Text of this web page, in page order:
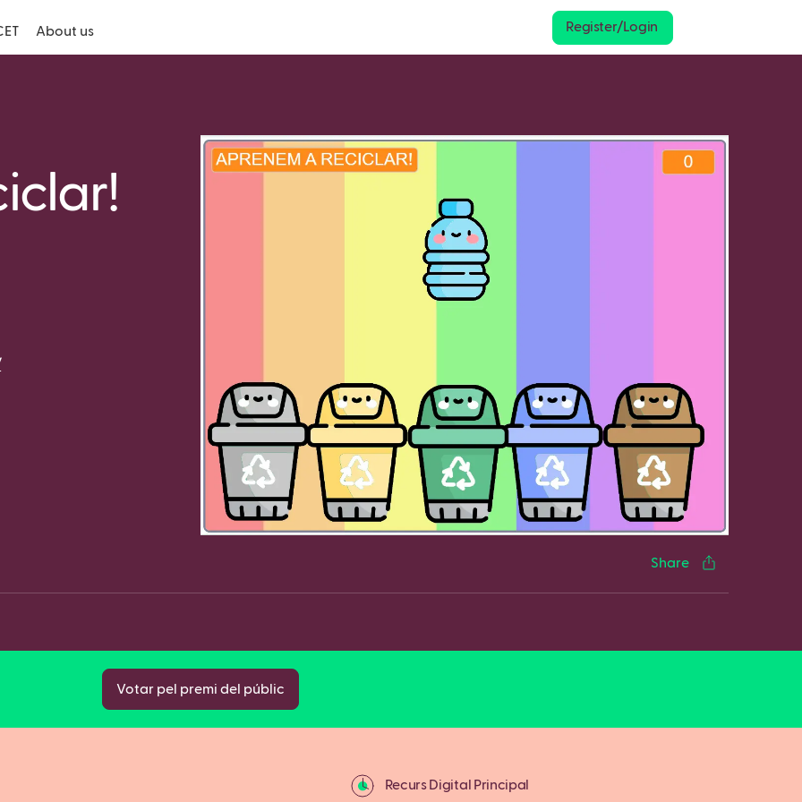
About us Register/Login
Share
Facebook
Twitter
LinkedIn
WhatsApp
RedditGmail
Email
Votar pel premi del públic
Recurs Digital Principal